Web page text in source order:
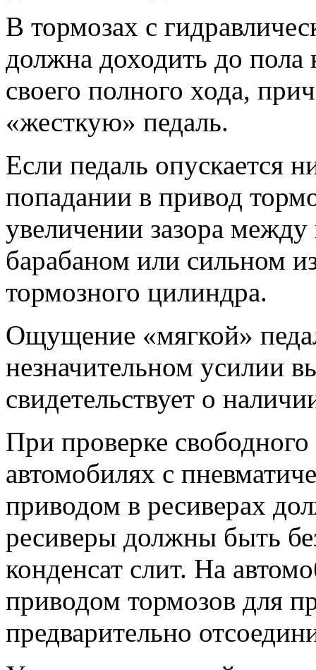
В тормозах с
должна доходить до
своего полного хода,
«жесткую» педаль.
Если педаль опускается
попадании в привод
увеличении зазора
барабаном или сильном
тормозного цилиндра.
Ощущение «мягкой»
незначительном усилии
свидетельствует о
При проверке
автомобилях с
приводом в ресиверах
ресиверы должны быть
конденсат слит. На
приводом тормозов для
предварительно